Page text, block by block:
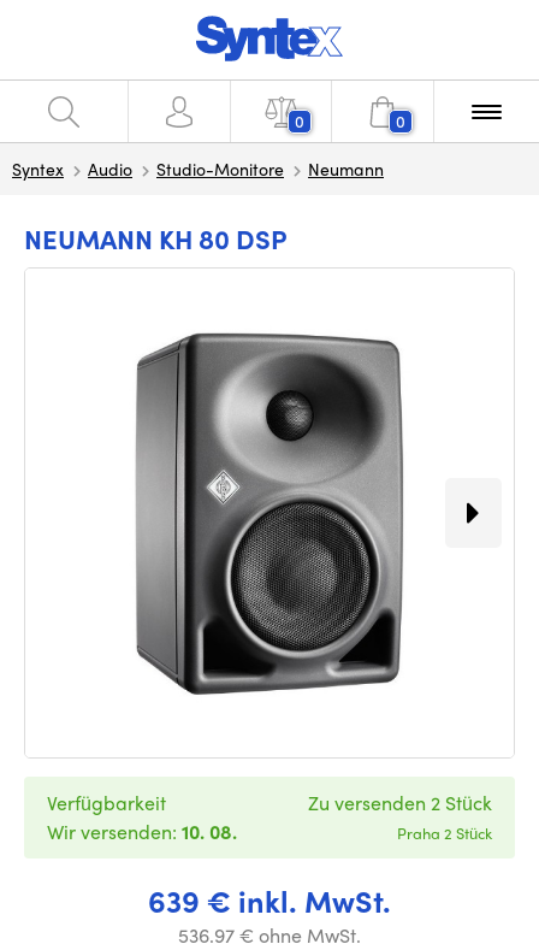
0 0
Syntex Audio Studio-Monitore Neumann
NEUMANN KH 80 DSP
639 € inkl. MwSt.
536.97 € ohne MwSt.
Verfügbarkeit
Wir versenden: 10. 08.
Zu versenden 2 Stück
Praha 2 Stück